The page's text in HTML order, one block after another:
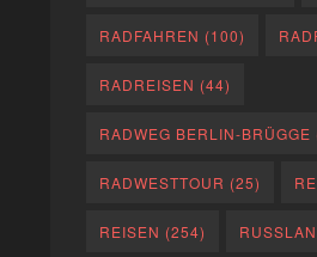
RADFAHREN (100)
RADREISEN (44)
RADWEG BERLIN-BRÜGGE
RADWESTTOUR (25)
REISEN (254)